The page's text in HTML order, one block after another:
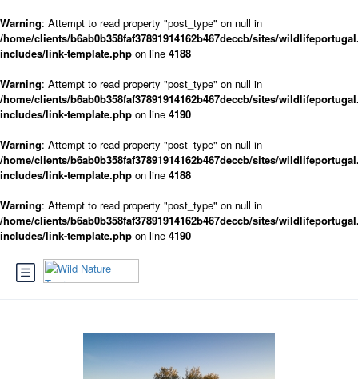
Warning: Attempt to read property "post_type" on null in
/home/clients/b6ab0b358faf37891914162b467deccb/sites/
includes/link-template.php on line 4188
Warning: Attempt to read property "post_type" on null in
/home/clients/b6ab0b358faf37891914162b467deccb/sites/
includes/link-template.php on line 4190
Warning: Attempt to read property "post_type" on null in
/home/clients/b6ab0b358faf37891914162b467deccb/sites/
includes/link-template.php on line 4188
Warning: Attempt to read property "post_type" on null in
/home/clients/b6ab0b358faf37891914162b467deccb/sites/
includes/link-template.php on line 4190